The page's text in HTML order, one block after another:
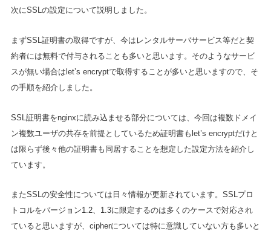
次にSSLの設定について説明しました。
まずSSL証明書の取得ですが、今はレンタルサーバサービス等だと契
約者には無料で付与されることも多いと思います。そのようなサービ
スが無い場合はlet’s encryptで取得することが多いと思いますので、そ
の手順を紹介しました。
SSL証明書をnginxに読み込ませる部分については、今回は複数ドメイ
ン複数ユーザの共存を前提としているため証明書もlet’s encryptだけと
は限らず後々他の証明書も同居することを想定した設定方法を紹介し
ています。
またSSLの安全性については日々情報が更新されています。SSLプロ
トコルをバージョン1.2、1.3に限定するのは多くのケースで対応され
ていると思いますが、cipherについては特に意識していない方も多いと